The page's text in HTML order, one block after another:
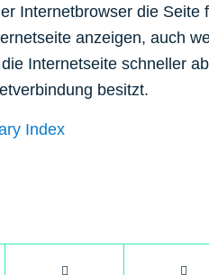
Internetbrowser die
anzeigen, auch
Internetseite schneller
besitzt.
Index